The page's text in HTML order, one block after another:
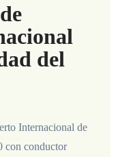
del
Internacional de
con conductor